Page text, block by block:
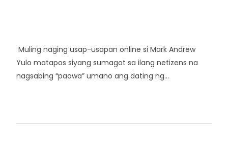
Muling naging usap-usapan online si Mark Andrew
Yulo matapos siyang sumagot sa ilang netizens na
nagsabing “paawa” umano ang dating ng...